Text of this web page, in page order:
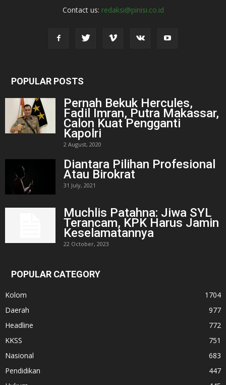
Contact us: redaksi@pinisi.co.id
POPULAR POSTS
Pernah Bekuk Hercules,
Fadil Imran, Putra Makassar,
Calon Kuat Pengganti
Kapolri
2 August, 2020
Diantara Pilihan Profesional
Atau Birokrat
31 July, 2021
Muchlis Patahna: Jiwa SYL
Terancam, KPK Harus Jamin
Keselamatannya
22 October, 2023
POPULAR CATEGORY
Kolom
1704
Daerah
977
Headline
772
KKSS
751
Nasional
683
Pendidikan
447